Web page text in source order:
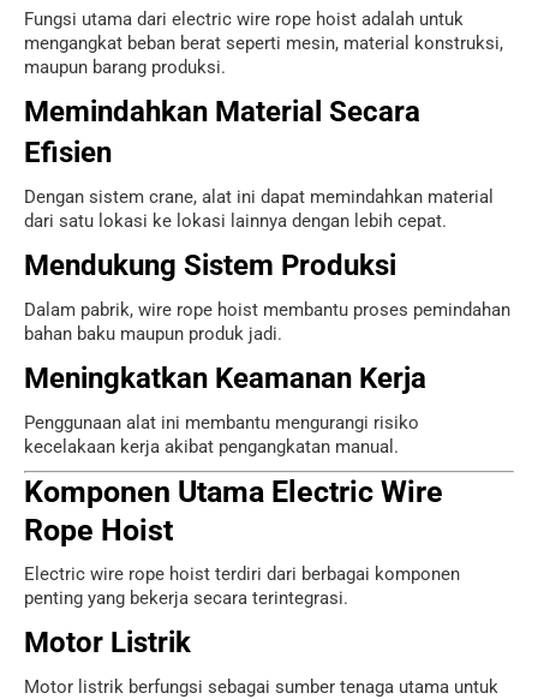
Fungsi utama dari electric wire rope hoist adalah untuk
mengangkat beban berat seperti mesin, material konstruksi,
maupun barang produksi.
Memindahkan Material Secara
Efisien
Dengan sistem crane, alat ini dapat memindahkan material
dari satu lokasi ke lokasi lainnya dengan lebih cepat.
Mendukung Sistem Produksi
Dalam pabrik, wire rope hoist membantu proses pemindahan
bahan baku maupun produk jadi.
Meningkatkan Keamanan Kerja
Penggunaan alat ini membantu mengurangi risiko
kecelakaan kerja akibat pengangkatan manual.
Komponen Utama Electric Wire
Rope Hoist
Electric wire rope hoist terdiri dari berbagai komponen
penting yang bekerja secara terintegrasi.
Motor Listrik
Motor listrik berfungsi sebagai sumber tenaga utama untuk